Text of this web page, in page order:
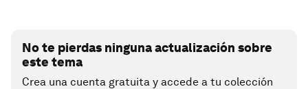
No te pierdas ninguna actualización sobre
este tema
Crea una cuenta gratuita y accede a tu colección